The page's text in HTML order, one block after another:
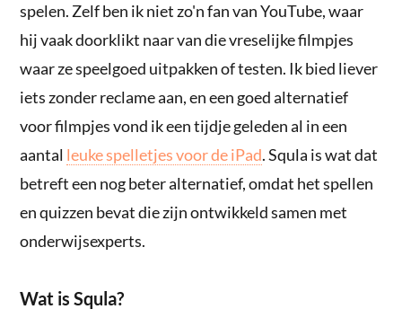
spelen. Zelf ben ik niet zo'n fan van YouTube, waar
hij vaak doorklikt naar van die vreselijke filmpjes
waar ze speelgoed uitpakken of testen. Ik bied liever
iets zonder reclame aan, en een goed alternatief
voor filmpjes vond ik een tijdje geleden al in een
aantal leuke spelletjes voor de iPad. Squla is wat dat
betreft een nog beter alternatief, omdat het spellen
en quizzen bevat die zijn ontwikkeld samen met
onderwijsexperts.
Wat is Squla?